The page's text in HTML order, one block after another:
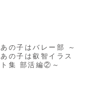
あの子はバレー部 ～
あの子は叡智イラス
ト集 部活編②～